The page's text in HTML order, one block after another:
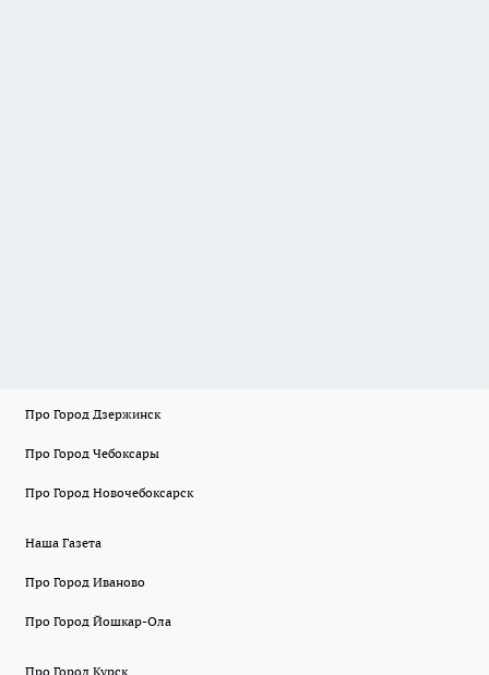
Про Город Дзержинск
Про Город Чебоксары
Про Город Новочебоксарск
Наша Газета
Про Город Иваново
Про Город Йошкар-Ола
Про Город Курск